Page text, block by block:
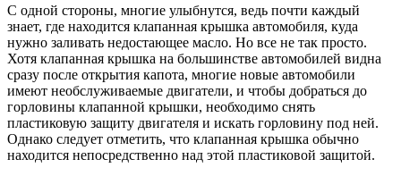
С одной стороны, многие улыбнутся, ведь почти каждый
знает, где находится клапанная крышка автомобиля, куда
нужно заливать недостающее масло. Но все не так просто.
Хотя клапанная крышка на большинстве автомобилей видна
сразу после открытия капота, многие новые автомобили
имеют необслуживаемые двигатели, и чтобы добраться до
горловины клапанной крышки, необходимо снять
пластиковую защиту двигателя и искать горловину под ней.
Однако следует отметить, что клапанная крышка обычно
находится непосредственно над этой пластиковой защитой.